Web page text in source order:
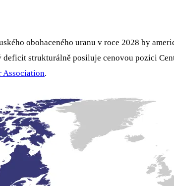
obohaceného uranu v roce 2028 by
strukturálně posiluje cenovou pozici
Association.